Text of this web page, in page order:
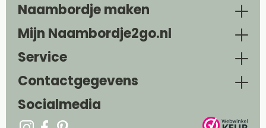
Naambordje maken
Mijn Naambordje2go.nl
Service
Contactgegevens
Socialmedia